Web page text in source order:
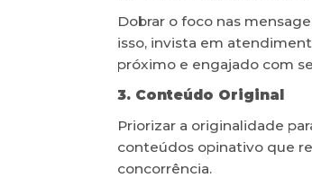
Dobrar o foco nas
isso, invista em
próximo e engajado com
3. Conteúdo Original
Priorizar a originalidade
conteúdos opinativo que
concorrência.